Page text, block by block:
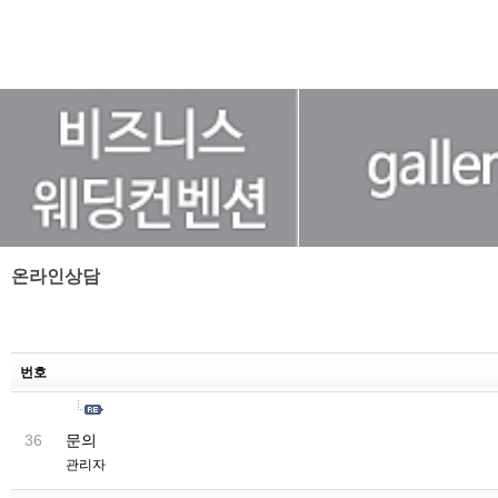
온라인상담
번호
36 문의
관리자